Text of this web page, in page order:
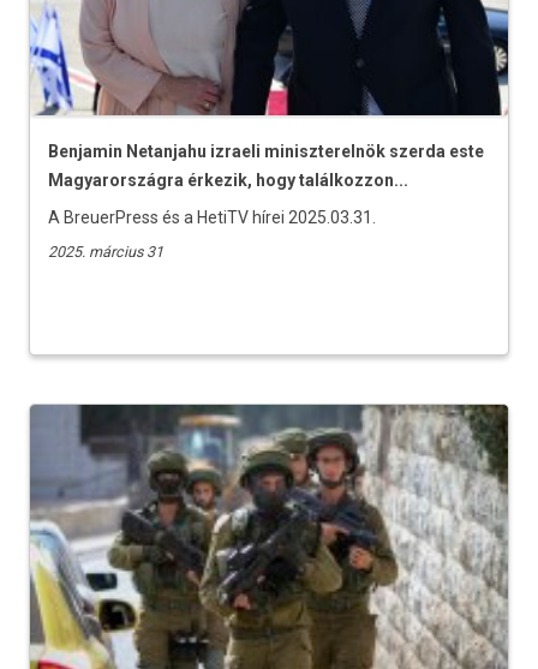
Benjamin Netanjahu izraeli miniszterelnök szerda este
Magyarországra érkezik, hogy találkozzon...
A BreuerPress és a HetiTV hírei 2025.03.31.
2025. március 31